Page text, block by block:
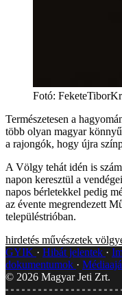
Fotó:
Természetesen a
több olyan magyar
a rajongók, hogy újra
A Völgy tehát idén is
napon keresztül a
napos bérletekkel pedig
az évente megrendezett
településtrióban.
hirdetés művészetek
GYIK
Hibát jelentek
dokumentumok
© 2026 Magyar Jeti Zrt.